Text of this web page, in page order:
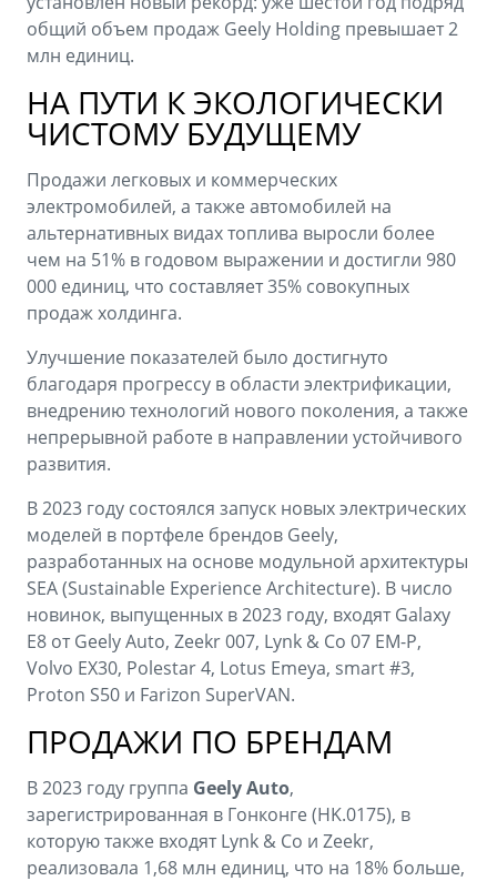
общий объем продаж Geely Holding превышает 2
млн единиц.
НА ПУТИ К ЭКОЛОГИЧЕСКИ
ЧИСТОМУ БУДУЩЕМУ
Продажи легковых и коммерческих
электромобилей, а также автомобилей на
альтернативных видах топлива выросли более
чем на 51% в годовом выражении и достигли 980
000 единиц, что составляет 35% совокупных
продаж холдинга.
Улучшение показателей было достигнуто
благодаря прогрессу в области электрификации,
внедрению технологий нового поколения, а также
непрерывной работе в направлении устойчивого
развития.
В 2023 году состоялся запуск новых электрических
моделей в портфеле брендов Geely,
разработанных на основе модульной архитектуры
SEA (Sustainable Experience Architecture). В число
новинок, выпущенных в 2023 году, входят Galaxy
E8 от Geely Auto, Zeekr 007, Lynk & Co 07 EM-P,
Volvo EX30, Polestar 4, Lotus Emeya, smart #3,
Proton S50 и Farizon SuperVAN.
ПРОДАЖИ ПО БРЕНДАМ
В 2023 году группа Geely Auto,
зарегистрированная в Гонконге (HK.0175), в
которую также входят Lynk & Co и Zeekr,
реализовала 1,68 млн единиц, что на 18% больше,